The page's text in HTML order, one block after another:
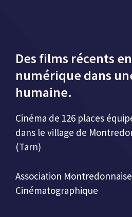
Des films récents
numérique dans
humaine.
Cinéma de 126 places
dans le village de
(Tarn)
Association
Cinématographique